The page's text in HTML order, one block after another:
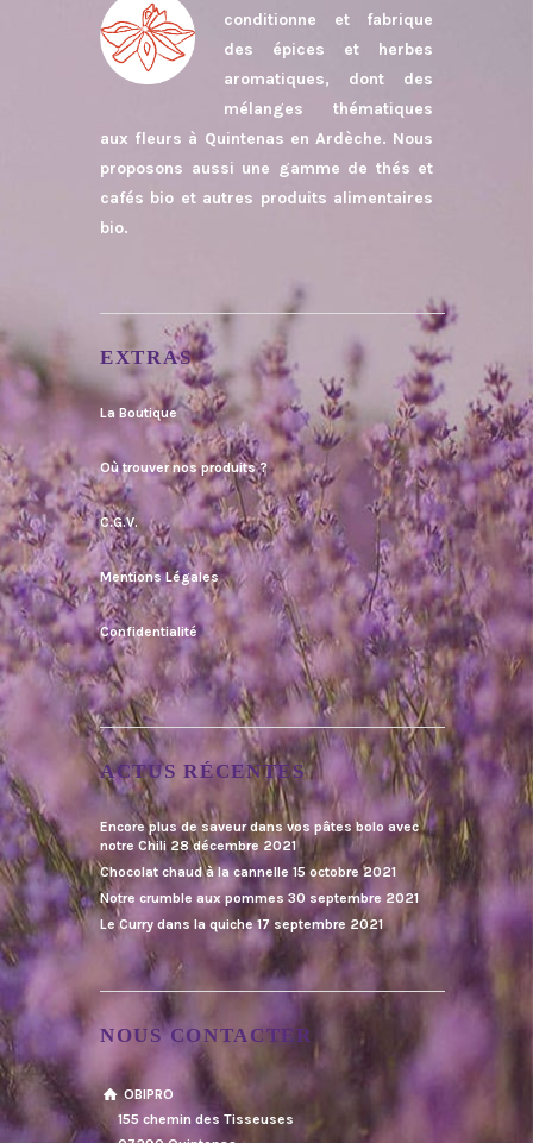
conditionne et fabrique
des épices et herbes
aromatiques, dont des
mélanges thématiques
aux fleurs à Quintenas en Ardèche. Nous
proposons aussi une gamme de thés et
cafés bio et autres produits alimentaires
bio.
EXTRAS
La Boutique
Où trouver nos produits ?
C.G.V.
Mentions Légales
Confidentialité
ACTUS RÉCENTES
Encore plus de saveur dans vos pâtes bolo avec
notre Chili 28 décembre 2021
Chocolat chaud à la cannelle 15 octobre 2021
Notre crumble aux pommes 30 septembre 2021
Le Curry dans la quiche 17 septembre 2021
NOUS CONTACTER
OBIPRO
155 chemin des Tisseuses